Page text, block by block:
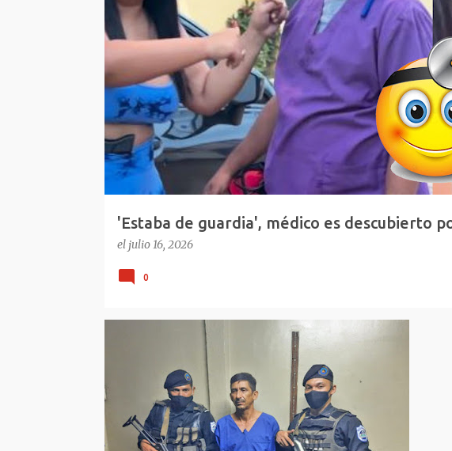
n
t
r
a
d
a
s
'Estaba de guardia', médico es descubierto
República Dominicana
el julio 16, 2026
REPÚBLICA DOMINICANA VIRAL REDES
0
NICARAGUA